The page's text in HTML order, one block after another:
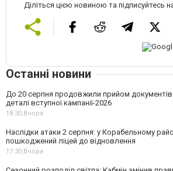
Діліться цією новиною та підписуйтесь
Останні новини
До 20 серпня продовжили прийом документів
деталі вступної кампанії-2026
18:30, Вчора
Наслідки атаки 2 серпня: у Корабельному
пошкоджений ліцей до відновлення
17:30, Вчора